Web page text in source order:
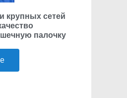
крупных сетей
палочку